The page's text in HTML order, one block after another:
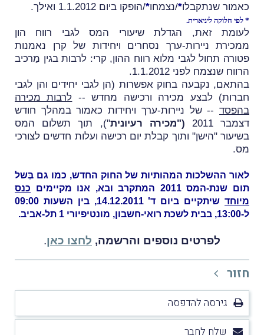
כאמור שנתקבלו*/נצמחו*/הופקו ביום 1.1.2012 ואילך.
* לפי חלוקה ליניארית.
לעומת זאת, הגדלת שיעורי המס לגבי רווח הון
ממכירת ניירות-ערך נסחרים ויחידות של קרן נאמנות
פטורה תחול לגבי מלוא רווח ההון, קרי: לרבות בגין מַרכיב
הרווח שנצמח לפני 1.1.2012.
בהתאם, נקבעה בחוק אפשרות (הן לגבי יחידים והן לגבי
חברות) לבצע מכירה ורכישה מחדש -- לרבות מכירה
בהפסד -- של ניירות-ערך ויחידות כאמור במהלך חודש
דצמבר 2011
("מכירה רעיונית"), תוך תשלום המס
בשיעור "הישן" ותוך קבלת יום רכישה ועלות חדשים לצורכי
מס.
לאור ההשלכות המהותיות של החוק החדש, כמו גם בְּשל
תום שנת-המס 2011 המתקרב ובא, אנו מקיימים
כנס
מיוחד
שיתקיים ביום ד' 14.12.2011, בין השעות 09:00
ל-13:00, בבית לשכת רואי-חשבון, מונטיפיורי 1 תל-אביב.
לפרטים נוספים והרשמה, לחצו כאן.
חזור
גירסה להדפסה
שלח לחבר